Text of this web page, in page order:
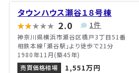
タウンハウス瀬谷１８号棟
2.0 1件
神奈川県横浜市瀬谷区橋戸3丁目51番
相鉄本線「瀬谷駅」より徒歩で21分
1980年11月(築45年)
売買価格相場
1,551万円